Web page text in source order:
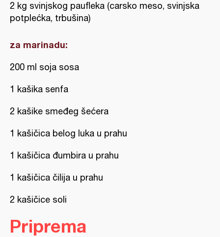
2 kg svinjskog paufleka (carsko meso, svinjska
potplećka, trbušina)
za marinadu:
200 ml soja sosa
1 kašika senfa
2 kašike smeđeg šećera
1 kašičica belog luka u prahu
1 kašičica đumbira u prahu
1 kašičica čilija u prahu
2 kašičice soli
Priprema